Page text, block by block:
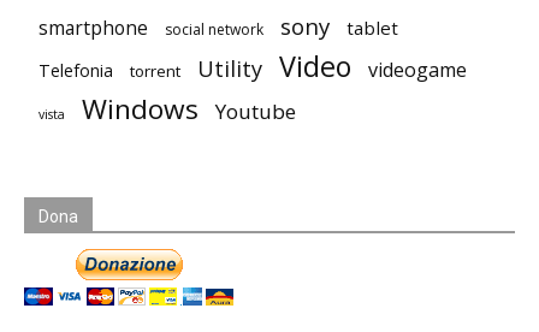
smartphone social network sony tablet
Telefonia torrent Utility Video videogame
vista Windows Youtube
Dona